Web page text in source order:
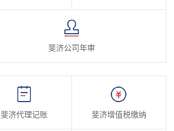
斐济公司年审
斐济代理记账 斐济增值税缴纳